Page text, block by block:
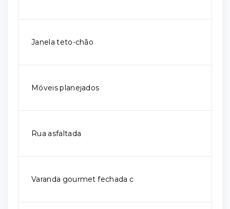
Janela teto-chão
Móveis planejados
Rua asfaltada
Varanda gourmet fechada c